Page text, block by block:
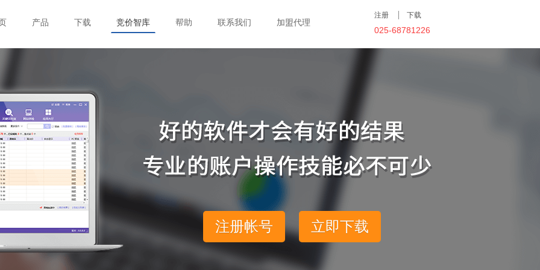
产品 下载 竞价智库 帮助 联系我们 加盟代理
注册 下载
025-68781226
注册帐号 立即下载